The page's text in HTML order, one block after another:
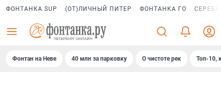
ФОНТАНКА SUP (ОТ)ЛИЧНЫЙ ПИТЕР ФОНТАНКА ГО
Фонтан на Неве 40 млн за парковку О чистоте рек Топ-10,